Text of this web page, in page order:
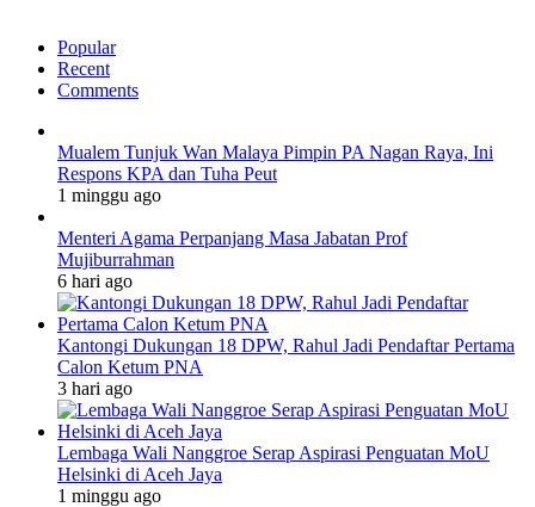
Popular
Recent
Comments
Mualem Tunjuk Wan Malaya Pimpin PA Nagan Raya, Ini
Respons KPA dan Tuha Peut
1 minggu ago
Menteri Agama Perpanjang Masa Jabatan Prof
Mujiburrahman
6 hari ago
Kantongi Dukungan 18 DPW, Rahul Jadi Pendaftar Pertama
Calon Ketum PNA
3 hari ago
Lembaga Wali Nanggroe Serap Aspirasi Penguatan MoU
Helsinki di Aceh Jaya
1 minggu ago